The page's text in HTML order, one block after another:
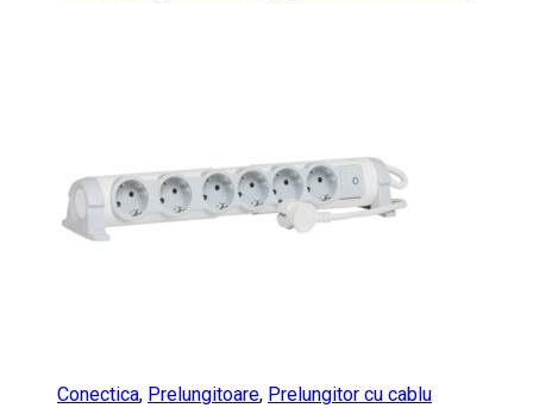
Conectica, Prelungitoare, Prelungitor cu cablu